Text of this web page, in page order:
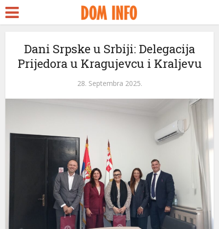
Escort
panel
Dani Srpske u Srbiji: Delegacija
Prijedora u Kragujevcu i Kraljevu
28. Septembra 2025.